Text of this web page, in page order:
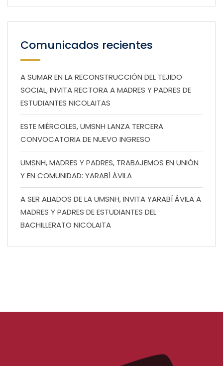
Comunicados recientes
A SUMAR EN LA RECONSTRUCCIÓN DEL TEJIDO
SOCIAL, INVITA RECTORA A MADRES Y PADRES DE
ESTUDIANTES NICOLAITAS
ESTE MIÉRCOLES, UMSNH LANZA TERCERA
CONVOCATORIA DE NUEVO INGRESO
UMSNH, MADRES Y PADRES, TRABAJEMOS EN UNIÓN
Y EN COMUNIDAD: YARABÍ ÁVILA
A SER ALIADOS DE LA UMSNH, INVITA YARABÍ ÁVILA A
MADRES Y PADRES DE ESTUDIANTES DEL
BACHILLERATO NICOLAITA